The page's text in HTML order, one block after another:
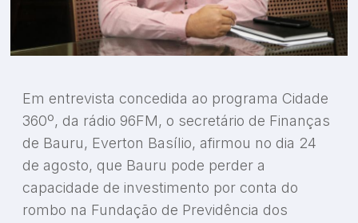
Em entrevista concedida ao programa Cidade
360º, da rádio 96FM, o secretário de Finanças
de Bauru, Everton Basílio, afirmou no dia 24
de agosto, que Bauru pode perder a
capacidade de investimento por conta do
rombo na Fundação de Previdência dos